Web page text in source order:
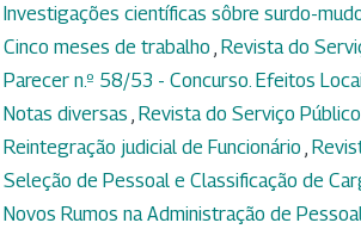
Investigações científicas sôbre surdo-
Cinco meses de trabalho , Revista do
Parecer n.º 58/53 - Concurso. Efeitos
Notas diversas , Revista do Serviço
Reintegração judicial de Funcionário ,
Seleção de Pessoal e Classificação de
Novos Rumos na Administração de